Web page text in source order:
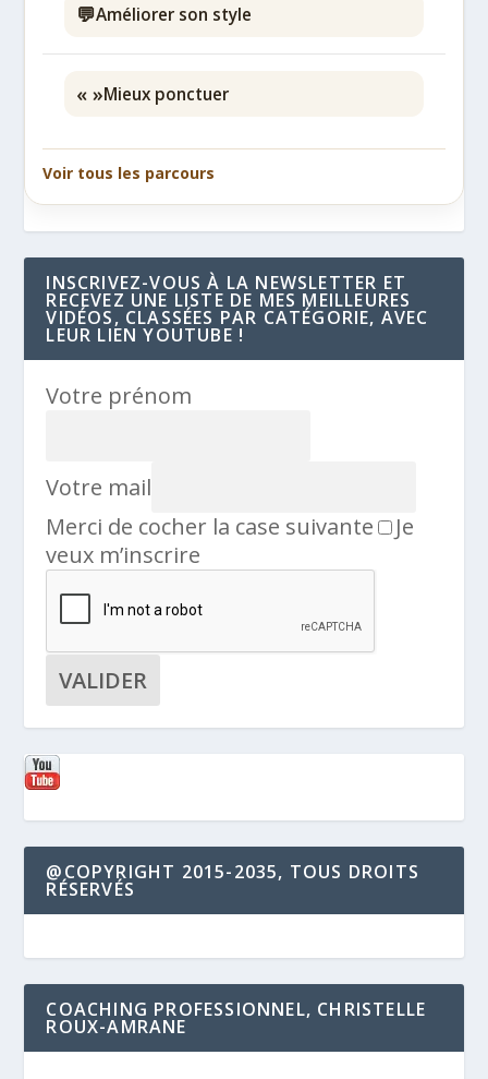
💬Améliorer son style
« »Mieux ponctuer
Voir tous les parcours
INSCRIVEZ-VOUS À LA NEWSLETTER ET
RECEVEZ UNE LISTE DE MES MEILLEURES
VIDÉOS, CLASSÉES PAR CATÉGORIE, AVEC
LEUR LIEN YOUTUBE !
Votre prénom
Votre mail
Merci de cocher la case suivante
Je
veux m’inscrire
@COPYRIGHT 2015-2035, TOUS DROITS
RÉSERVÉS
COACHING PROFESSIONNEL, CHRISTELLE
ROUX-AMRANE